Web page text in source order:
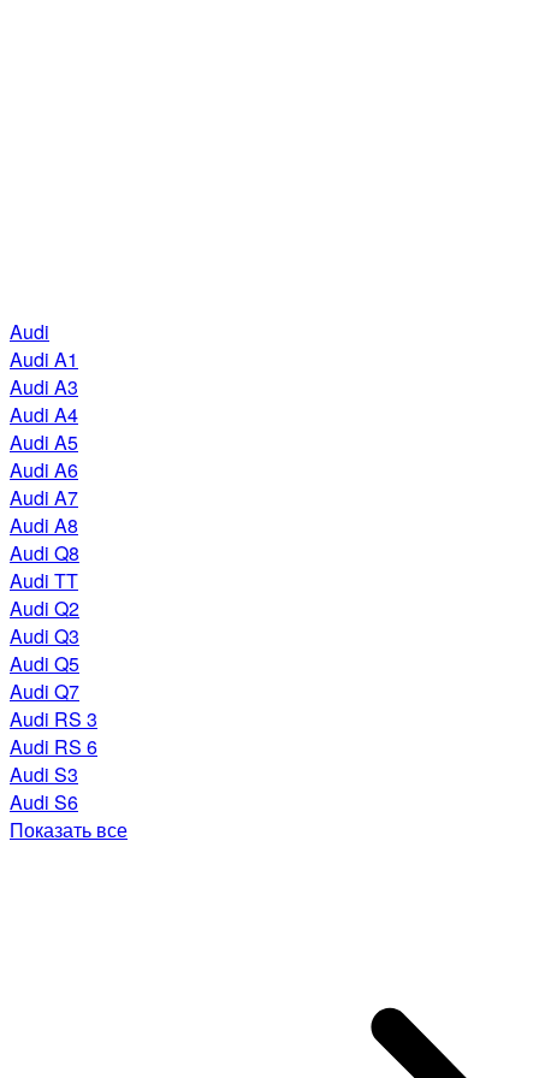
Audi
Audi A1
Audi A3
Audi A4
Audi A5
Audi A6
Audi A7
Audi A8
Audi Q8
Audi TT
Audi Q2
Audi Q3
Audi Q5
Audi Q7
Audi RS 3
Audi RS 6
Audi S3
Audi S6
Показать все